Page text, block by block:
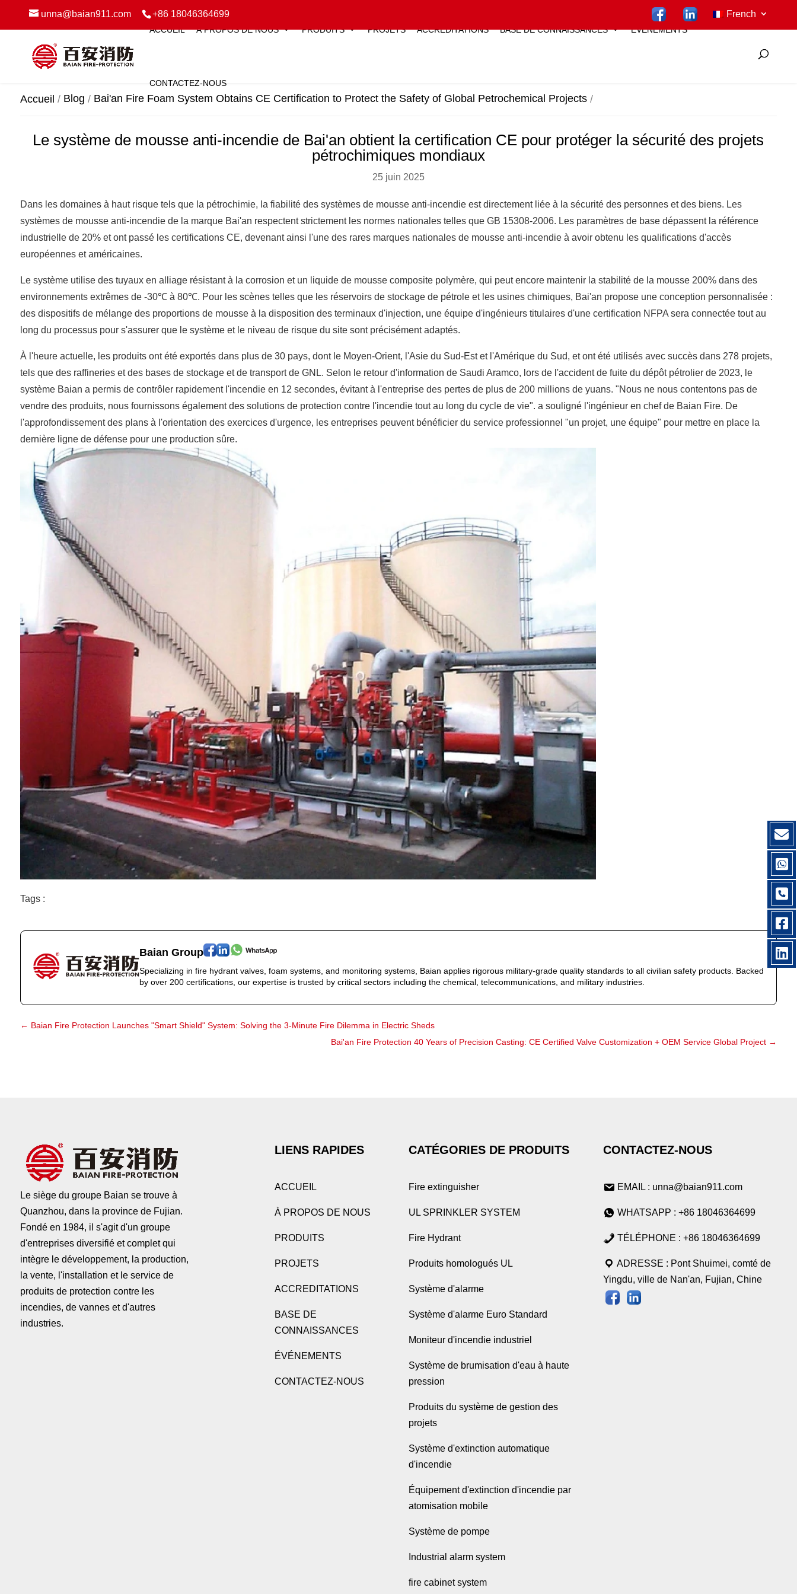
unna@baian911.com +86 18046364699 French
ACCUEIL À PROPOS DE NOUS PRODUITS PROJETS ACCREDITATIONS BASE DE CONNAISSANCES ÉVÉNEMENTS
CONTACTEZ-NOUS
Accueil Blog Bai'an Fire Foam System Obtains CE Certification to Protect the Safety of Global Petrochemical Projects
Le système de mousse anti-incendie de Bai'an obtient la certification CE pour protéger la sécurité des projets
pétrochimiques mondiaux
25 juin 2025
Dans les domaines à haut risque tels que la pétrochimie, la fiabilité des systèmes de mousse anti-incendie est directement liée à la sécurité des personnes et des biens. Les
systèmes de mousse anti-incendie de la marque Bai'an respectent strictement les normes nationales telles que GB 15308-2006. Les paramètres de base dépassent la référence
industrielle de 20% et ont passé les certifications CE, devenant ainsi l'une des rares marques nationales de mousse anti-incendie à avoir obtenu les qualifications d'accès
européennes et américaines.
Le système utilise des tuyaux en alliage résistant à la corrosion et un liquide de mousse composite polymère, qui peut encore maintenir la stabilité de la mousse 200% dans des
environnements extrêmes de -30℃ à 80℃. Pour les scènes telles que les réservoirs de stockage de pétrole et les usines chimiques, Bai'an propose une conception personnalisée :
des dispositifs de mélange des proportions de mousse à la disposition des terminaux d'injection, une équipe d'ingénieurs titulaires d'une certification NFPA sera connectée tout au
long du processus pour s'assurer que le système et le niveau de risque du site sont précisément adaptés.
À l'heure actuelle, les produits ont été exportés dans plus de 30 pays, dont le Moyen-Orient, l'Asie du Sud-Est et l'Amérique du Sud, et ont été utilisés avec succès dans 278 projets,
tels que des raffineries et des bases de stockage et de transport de GNL. Selon le retour d'information de Saudi Aramco, lors de l'accident de fuite du dépôt pétrolier de 2023, le
système Baian a permis de contrôler rapidement l'incendie en 12 secondes, évitant à l'entreprise des pertes de plus de 200 millions de yuans. "Nous ne nous contentons pas de
vendre des produits, nous fournissons également des solutions de protection contre l'incendie tout au long du cycle de vie". a souligné l'ingénieur en chef de Baian Fire. De
l'approfondissement des plans à l'orientation des exercices d'urgence, les entreprises peuvent bénéficier du service professionnel "un projet, une équipe" pour mettre en place la
dernière ligne de défense pour une production sûre.
Tags :
Baian Group
Specializing in fire hydrant valves, foam systems, and monitoring systems, Baian applies rigorous military-grade quality standards to all civilian safety products. Backed
by over 200 certifications, our expertise is trusted by critical sectors including the chemical, telecommunications, and military industries.
← Baian Fire Protection Launches "Smart Shield" System: Solving the 3-Minute Fire Dilemma in Electric Sheds
Bai'an Fire Protection 40 Years of Precision Casting: CE Certified Valve Customization + OEM Service Global Project →
Le siège du groupe Baian se trouve à
Quanzhou, dans la province de Fujian.
Fondé en 1984, il s'agit d'un groupe
d'entreprises diversifié et complet qui
intègre le développement, la production,
la vente, l'installation et le service de
produits de protection contre les
incendies, de vannes et d'autres
industries.
LIENS RAPIDES
ACCUEIL
À PROPOS DE NOUS
PRODUITS
PROJETS
ACCREDITATIONS
BASE DE
CONNAISSANCES
ÉVÉNEMENTS
CONTACTEZ-NOUS
CATÉGORIES DE PRODUITS
Fire extinguisher
UL SPRINKLER SYSTEM
Fire Hydrant
Produits homologués UL
Système d'alarme
Système d'alarme Euro Standard
Moniteur d'incendie industriel
Système de brumisation d'eau à haute
pression
Produits du système de gestion des
projets
Système d'extinction automatique
d'incendie
Équipement d'extinction d'incendie par
atomisation mobile
Système de pompe
Industrial alarm system
fire cabinet system
CONTACTEZ-NOUS
EMAIL : unna@baian911.com
WHATSAPP : +86 18046364699
TÉLÉPHONE : +86 18046364699
ADRESSE : Pont Shuimei, comté de
Yingdu, ville de Nan'an, Fujian, Chine